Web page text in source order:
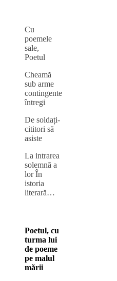
Cu
poemele
sale,
Poetul
Cheamă
sub arme
contingente
întregi
De soldați-
cititori să
asiste
La intrarea
solemnă a
lor În
istoria
literară…
Poetul, cu
turma lui
de poeme
pe malul
mării